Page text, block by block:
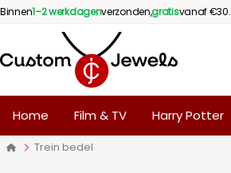
Binnen1–2 werkdagenverzonden,gratisvanaf €30.
Home Film & TV Harry Potter
Trein bedel